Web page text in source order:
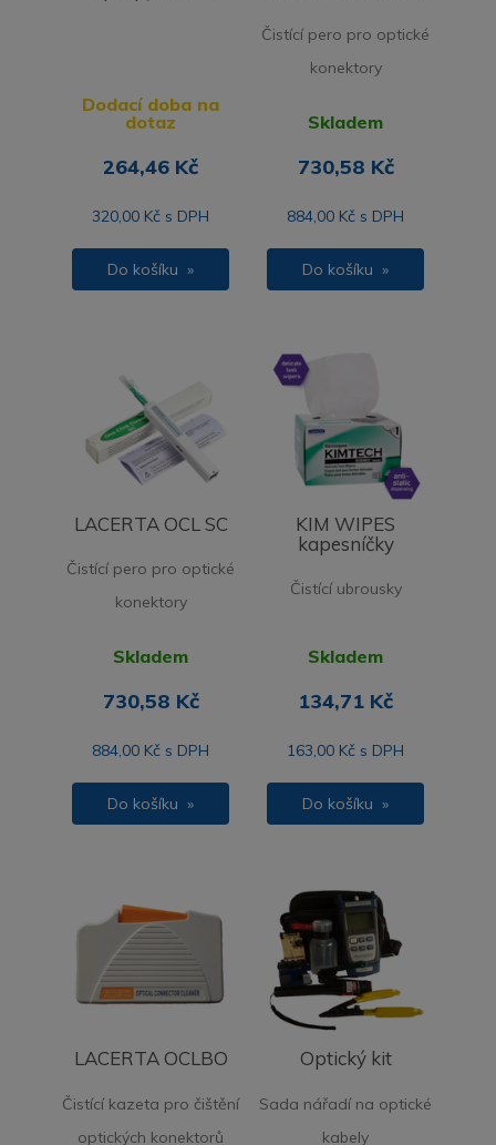
Dodací doba na
dotaz
264,46 Kč
320,00 Kč s DPH
Do košíku »
Čistící pero pro optické
konektory
Skladem
730,58 Kč
884,00 Kč s DPH
Do košíku »
LACERTA OCL SC
Čistící pero pro optické
konektory
Skladem
730,58 Kč
884,00 Kč s DPH
Do košíku »
KIM WIPES
kapesníčky
Čistící ubrousky
Skladem
134,71 Kč
163,00 Kč s DPH
Do košíku »
LACERTA OCLBO
Čistící kazeta pro čištění
optických konektorů
Optický kit
Sada nářadí na optické
kabely